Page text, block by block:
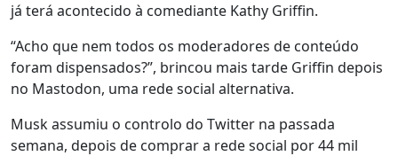
já terá acontecido à comediante Kathy Griffin.
“Acho que nem todos os moderadores de conteúdo
foram dispensados?”, brincou mais tarde Griffin depois
no Mastodon, uma rede social alternativa.
Musk assumiu o controlo do Twitter na passada
semana, depois de comprar a rede social por 44 mil